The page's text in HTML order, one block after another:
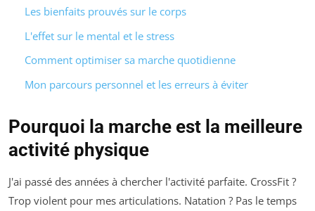
Les bienfaits prouvés sur le corps
L'effet sur le mental et le stress
Comment optimiser sa marche quotidienne
Mon parcours personnel et les erreurs à éviter
Pourquoi la marche est la meilleure
activité physique
J'ai passé des années à chercher l'activité parfaite. CrossFit ?
Trop violent pour mes articulations. Natation ? Pas le temps